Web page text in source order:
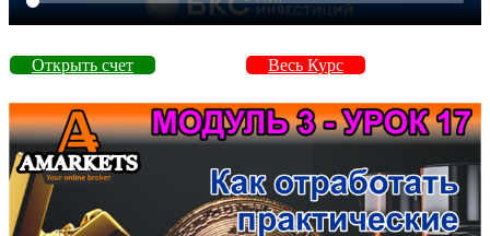
Открыть счет Весь Курс